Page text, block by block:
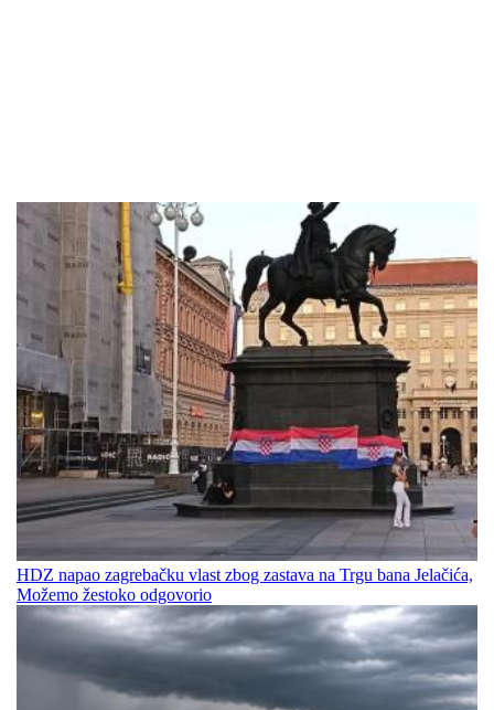
HDZ napao zagrebačku vlast zbog zastava na Trgu bana Jelačića,
Možemo žestoko odgovorio